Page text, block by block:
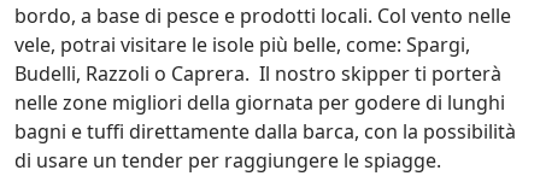
bordo, a base di pesce e prodotti locali. Col vento nelle
vele, potrai visitare le isole più belle, come: Spargi,
Budelli, Razzoli o Caprera. Il nostro skipper ti porterà
nelle zone migliori della giornata per godere di lunghi
bagni e tuffi direttamente dalla barca, con la possibilità
di usare un tender per raggiungere le spiagge.